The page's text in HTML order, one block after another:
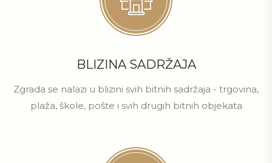
BLIZINA SADRŽAJA
Zgrada se nalazi u blizini svih bitnih sadržaja - trgovina,
plaža, škole, pošte i svih drugih bitnih objekata